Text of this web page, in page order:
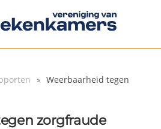
de inhoud gaan
Weerbaarheid tegen
zorgfraude